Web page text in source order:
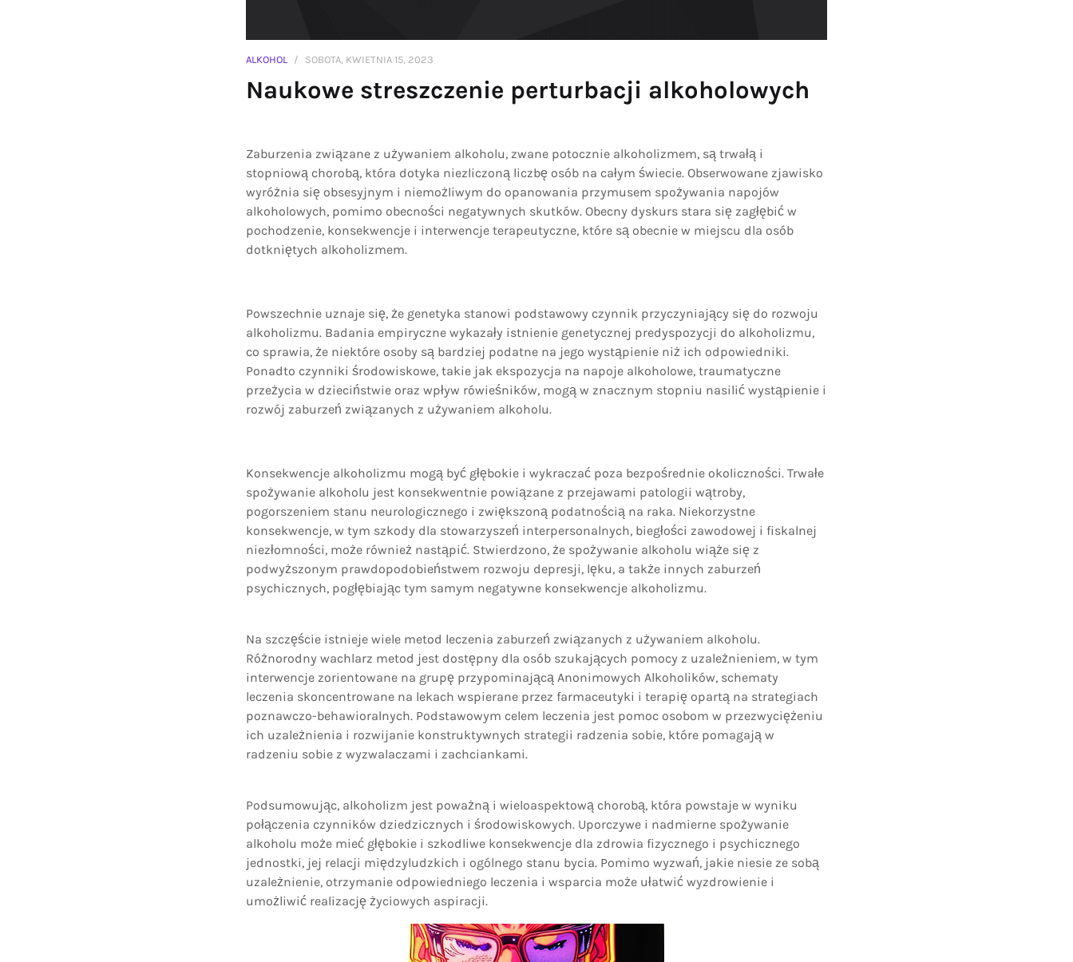
ALKOHOL SOBOTA, KWIETNIA 15, 2023
Naukowe streszczenie perturbacji alkoholowych
Zaburzenia związane z używaniem alkoholu, zwane potocznie alkoholizmem, są trwałą i
stopniową chorobą, która dotyka niezliczoną liczbę osób na całym świecie. Obserwowane zjawisko
wyróżnia się obsesyjnym i niemożliwym do opanowania przymusem spożywania napojów
alkoholowych, pomimo obecności negatywnych skutków. Obecny dyskurs stara się zagłębić w
pochodzenie, konsekwencje i interwencje terapeutyczne, które są obecnie w miejscu dla osób
dotkniętych alkoholizmem.
Powszechnie uznaje się, że genetyka stanowi podstawowy czynnik przyczyniający się do rozwoju
alkoholizmu. Badania empiryczne wykazały istnienie genetycznej predyspozycji do alkoholizmu,
co sprawia, że niektóre osoby są bardziej podatne na jego wystąpienie niż ich odpowiedniki.
Ponadto czynniki środowiskowe, takie jak ekspozycja na napoje alkoholowe, traumatyczne
przeżycia w dzieciństwie oraz wpływ rówieśników, mogą w znacznym stopniu nasilić wystąpienie i
rozwój zaburzeń związanych z używaniem alkoholu.
Konsekwencje alkoholizmu mogą być głębokie i wykraczać poza bezpośrednie okoliczności. Trwałe
spożywanie alkoholu jest konsekwentnie powiązane z przejawami patologii wątroby,
pogorszeniem stanu neurologicznego i zwiększoną podatnością na raka. Niekorzystne
konsekwencje, w tym szkody dla stowarzyszeń interpersonalnych, biegłości zawodowej i fiskalnej
niezłomności, może również nastąpić. Stwierdzono, że spożywanie alkoholu wiąże się z
podwyższonym prawdopodobieństwem rozwoju depresji, lęku, a także innych zaburzeń
psychicznych, pogłębiając tym samym negatywne konsekwencje alkoholizmu.
Na szczęście istnieje wiele metod leczenia zaburzeń związanych z używaniem alkoholu.
Różnorodny wachlarz metod jest dostępny dla osób szukających pomocy z uzależnieniem, w tym
interwencje zorientowane na grupę przypominającą Anonimowych Alkoholików, schematy
leczenia skoncentrowane na lekach wspierane przez farmaceutyki i terapię opartą na strategiach
poznawczo-behawioralnych. Podstawowym celem leczenia jest pomoc osobom w przezwyciężeniu
ich uzależnienia i rozwijanie konstruktywnych strategii radzenia sobie, które pomagają w
radzeniu sobie z wyzwalaczami i zachciankami.
Podsumowując, alkoholizm jest poważną i wieloaspektową chorobą, która powstaje w wyniku
połączenia czynników dziedzicznych i środowiskowych. Uporczywe i nadmierne spożywanie
alkoholu może mieć głębokie i szkodliwe konsekwencje dla zdrowia fizycznego i psychicznego
jednostki, jej relacji międzyludzkich i ogólnego stanu bycia. Pomimo wyzwań, jakie niesie ze sobą
uzależnienie, otrzymanie odpowiedniego leczenia i wsparcia może ułatwić wyzdrowienie i
umożliwić realizację życiowych aspiracji.